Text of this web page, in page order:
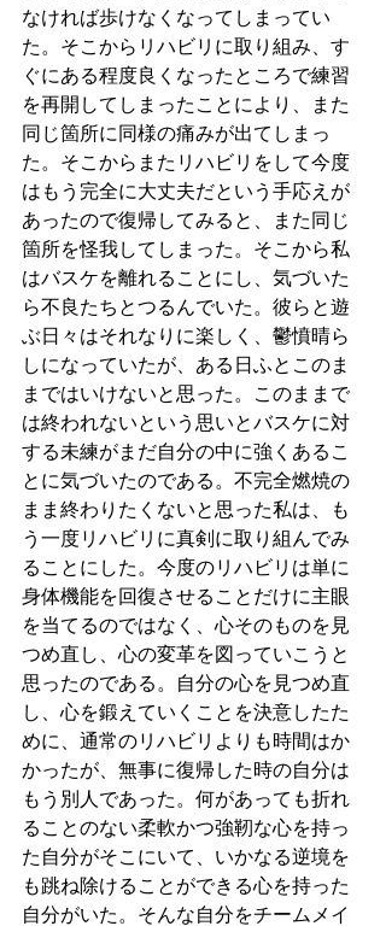
なければ歩けなくなってしまってい
た。そこからリハビリに取り組み、す
ぐにある程度良くなったところで練習
を再開してしまったことにより、また
同じ箇所に同様の痛みが出てしまっ
た。そこからまたリハビリをして今度
はもう完全に大丈夫だという手応えが
あったので復帰してみると、また同じ
箇所を怪我してしまった。そこから私
はバスケを離れることにし、気づいた
ら不良たちとつるんでいた。彼らと遊
ぶ日々はそれなりに楽しく、鬱憤晴ら
しになっていたが、ある日ふとこのま
まではいけないと思った。このままで
は終われないという思いとバスケに対
する未練がまだ自分の中に強くあるこ
とに気づいたのである。不完全燃焼の
まま終わりたくないと思った私は、も
う一度リハビリに真剣に取り組んでみ
ることにした。今度のリハビリは単に
身体機能を回復させることだけに主眼
を当てるのではなく、心そのものを見
つめ直し、心の変革を図っていこうと
思ったのである。自分の心を見つめ直
し、心を鍛えていくことを決意したた
めに、通常のリハビリよりも時間はか
かったが、無事に復帰した時の自分は
もう別人であった。何があっても折れ
ることのない柔軟かつ強靭な心を持っ
た自分がそこにいて、いかなる逆境を
も跳ね除けることができる心を持った
自分がいた。そんな自分をチームメイ